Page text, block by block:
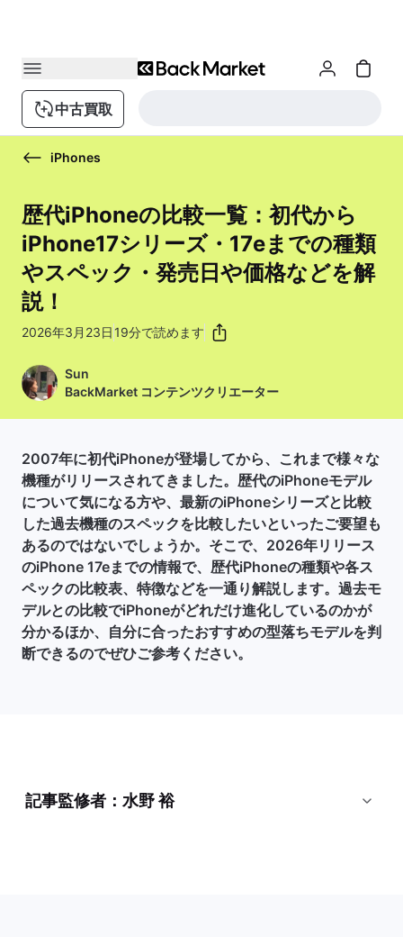
中古買取
iPhones
歴代iPhoneの比較一覧：初代から
iPhone17シリーズ・17eまでの種類
やスペック・発売日や価格などを解
説！
2026年3月23日 19分で読めます
Sun
BackMarket コンテンツクリエーター
2007年に初代iPhoneが登場してから、これまで様々な
機種がリリースされてきました。歴代のiPhoneモデル
について気になる方や、最新のiPhoneシリーズと比較
した過去機種のスペックを比較したいといったご要望も
あるのではないでしょうか。そこで、2026年リリース
のiPhone 17eまでの情報で、歴代iPhoneの種類や各ス
ペックの比較表、特徴などを一通り解説します。過去モ
デルとの比較でiPhoneがどれだけ進化しているのかが
分かるほか、自分に合ったおすすめの型落ちモデルを判
断できるのでぜひご参考ください。
記事監修者：水野 裕